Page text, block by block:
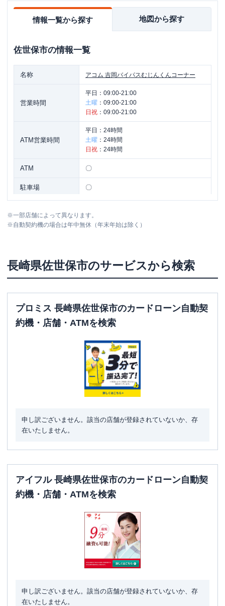
情報一覧から探す 地図から探す
佐世保市の情報一覧
名称 アコム 吉岡バイパスむじんくんコーナー
営業時間
平日： 09:00-21:00
土曜 ： 09:00-21:00
日祝 ： 09:00-21:00
ATM営業時間
平日： 24時間
土曜 ： 24時間
日祝 ： 24時間
ATM 〇
駐車場 〇
営業時間
土曜：09:00-21:00
09:00-21:00
ATM営業時間
平日：24時間
日祝：24時間
ATM
〇
長崎県佐世保市勝海町２６１-１
※一部店舗によって異なります。
※自動契約機の場合は年中無休（年末年始は除く）
長崎県佐世保市のサービスから検索
プロミス 長崎県佐世保市のカードローン自動契
約機・店舗・ATMを検索
申し訳ございません。該当の店舗が登録されていないか、存
在いたしません。
アイフル 長崎県佐世保市のカードローン自動契
約機・店舗・ATMを検索
申し訳ございません。該当の店舗が登録されていないか、存
在いたしません。